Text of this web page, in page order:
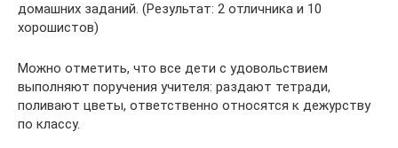
домашних заданий. (Результат: 2 отличника и 10
хорошистов)
Можно отметить, что все дети с удовольствием
выполняют поручения учителя: раздают тетради,
поливают цветы, ответственно относятся к дежурству
по классу.